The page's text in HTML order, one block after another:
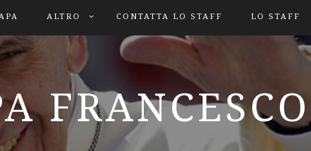
ALTRO CONTATTA LO STAFF LO STAFF
FRANCESCO